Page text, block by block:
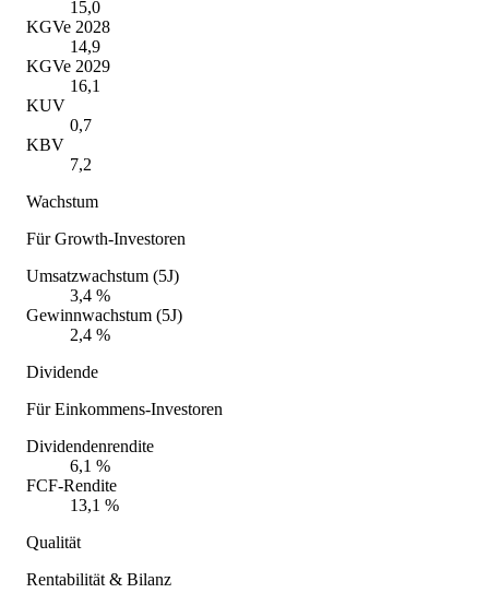
15,0
KGVe 2028
14,9
KGVe 2029
16,1
KUV
0,7
KBV
7,2
Wachstum
Für Growth-Investoren
Umsatzwachstum (5J)
3,4 %
Gewinnwachstum (5J)
2,4 %
Dividende
Für Einkommens-Investoren
Dividendenrendite
6,1 %
FCF-Rendite
13,1 %
Qualität
Rentabilität & Bilanz